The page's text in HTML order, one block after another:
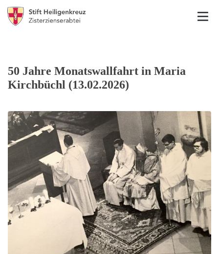
50 Jahre Monatswallfahrt in Maria
Kirchbüchl (13.02.2026)